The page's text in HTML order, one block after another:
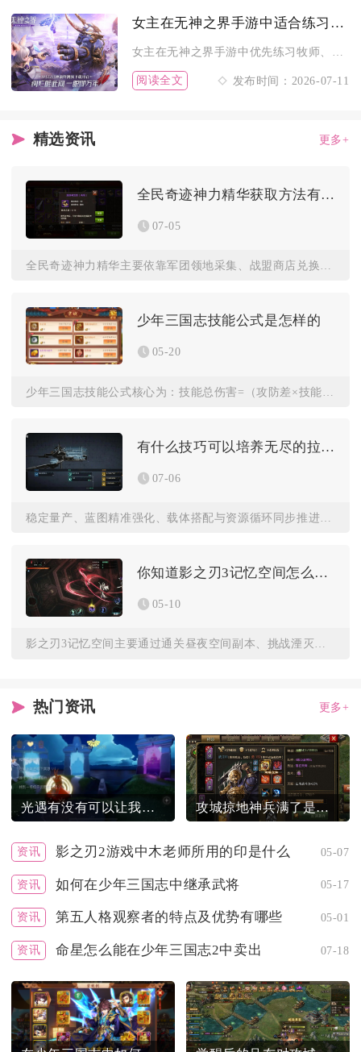
女主在无神之界手游中适合练习哪些平民职业
阅读全文 发布时间：2026-07-11
精选资讯 更多+
全民奇迹神力精华获取方法有哪些
07-05
少年三国志技能公式是怎样的
05-20
有什么技巧可以培养无尽的拉格朗日孢子
07-06
你知道影之刃3记忆空间怎么得到吗
05-10
影之刃3记忆空间主要通过通关昼夜空间副本、挑战湮灭难度正道陨...
热门资讯 更多+
光遇有没有可以让我开心独舞的方式 攻城掠地神兵满了是否能迅速攻占敌地
资讯 影之刃2游戏中木老师所用的印是什么 05-07
资讯 如何在少年三国志中继承武将 05-17
资讯 第五人格观察者的特点及优势有哪些 05-01
资讯 命星怎么能在少年三国志2中卖出 07-18